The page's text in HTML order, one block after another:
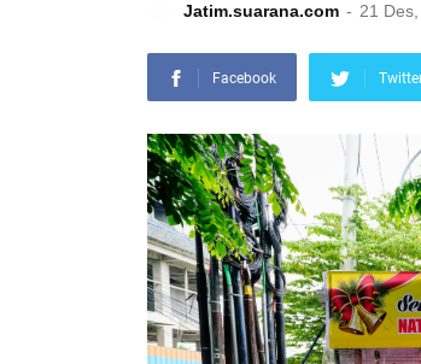
Jatim.suarana.com 21
Facebook